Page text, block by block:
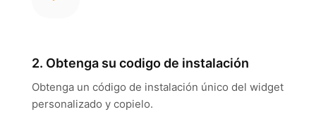
2. Obtenga su codigo de instalación
Obtenga un código de instalación único del widget
personalizado y copielo.